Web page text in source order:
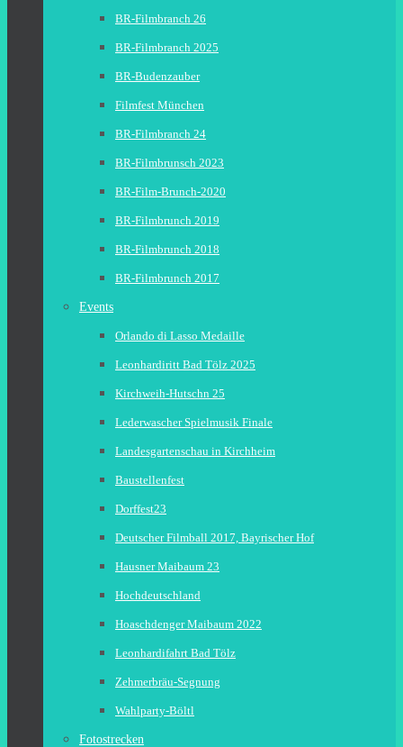
BR-Filmbranch 26
BR-Filmbranch 2025
BR-Budenzauber
Filmfest München
BR-Filmbranch 24
BR-Filmbrunsch 2023
BR-Film-Brunch-2020
BR-Filmbrunch 2019
BR-Filmbrunch 2018
BR-Filmbrunch 2017
Events
Orlando di Lasso Medaille
Leonhardiritt Bad Tölz 2025
Kirchweih-Hutschn 25
Lederwascher Spielmusik Finale
Landesgartenschau in Kirchheim
Baustellenfest
Dorffest23
Deutscher Filmball 2017, Bayrischer Hof
Hausner Maibaum 23
Hochdeutschland
Hoaschdenger Maibaum 2022
Leonhardifahrt Bad Tölz
Zehmerbräu-Segnung
Wahlparty-Böltl
Fotostrecken